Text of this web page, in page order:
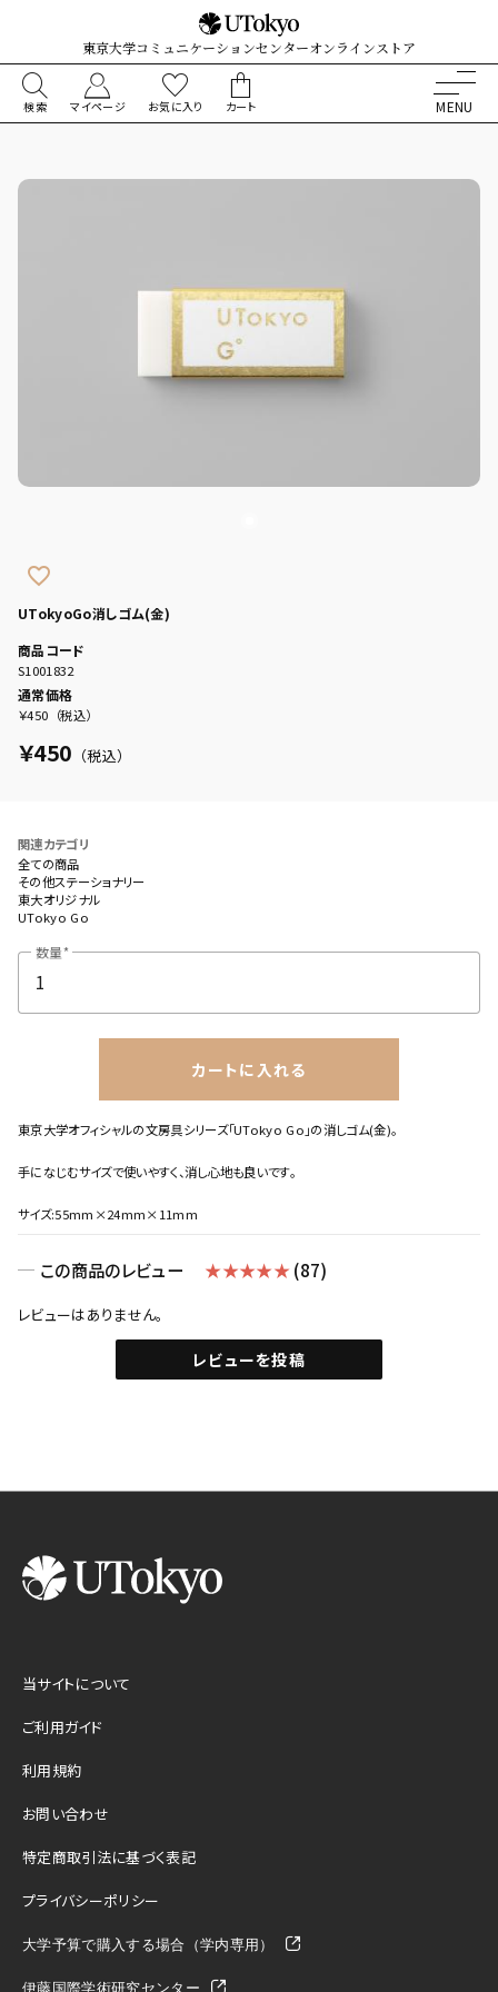
東京大学コミュニケーションセンターオンラインストア
検索 マイページ お気に入り カート
favorite_border
UTokyoGo消しゴム(金)
商品コード
S1001832
通常価格
￥450 （税込）
￥450 （税込）
関連カテゴリ
全ての商品
その他ステーショナリー
東大オリジナル
UTokyo Go
数量
カートに入れる
カートに追加しました。
東京大学オフィシャルの文房具シリーズ「UTokyo Go」の消しゴム(金)。
手になじむサイズで使いやすく、消し心地も良いです。
サイズ:55mm×24mm×11mm
この商品のレビュー ★★★★★(87)
レビューはありません。
レビューを投稿
当サイトについて
ご利用ガイド
利用規約
お問い合わせ
特定商取引法に基づく表記
プライバシーポリシー
大学予算で購入する場合（学内専用）
伊藤国際学術研究センター